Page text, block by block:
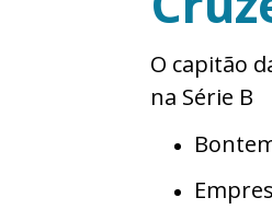
O capitão
na Série B